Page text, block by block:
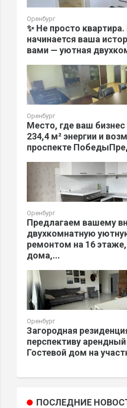
Оренбург
✨ Не просто
начинается ваша
вами — уютная
Оренбург
Место, где ваш
234,4 м² энергии и
проспекте
Оренбург
Предлагаем вашему
двухкомнатную
ремонтом на 16
дома,...
Оренбург
Загородная
перспективу
Гостевой дом на
ПОСЛЕДНИЕ